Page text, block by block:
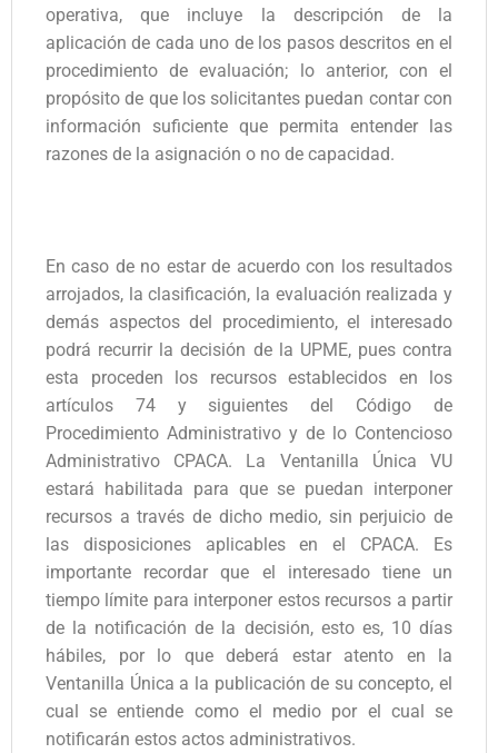
operativa, que incluye la descripción de la
aplicación de cada uno de los pasos descritos en el
procedimiento de evaluación; lo anterior, con el
propósito de que los solicitantes puedan contar con
información suficiente que permita entender las
razones de la asignación o no de capacidad.
En caso de no estar de acuerdo con los resultados
arrojados, la clasificación, la evaluación realizada y
demás aspectos del procedimiento, el interesado
podrá recurrir la decisión de la UPME, pues contra
esta proceden los recursos establecidos en los
artículos 74 y siguientes del Código de
Procedimiento Administrativo y de lo Contencioso
Administrativo CPACA. La Ventanilla Única VU
estará habilitada para que se puedan interponer
recursos a través de dicho medio, sin perjuicio de
las disposiciones aplicables en el CPACA. Es
importante recordar que el interesado tiene un
tiempo límite para interponer estos recursos a partir
de la notificación de la decisión, esto es, 10 días
hábiles, por lo que deberá estar atento en la
Ventanilla Única a la publicación de su concepto, el
cual se entiende como el medio por el cual se
notificarán estos actos administrativos.